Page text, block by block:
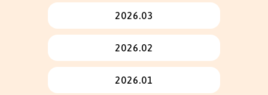
2026.03
2026.02
2026.01